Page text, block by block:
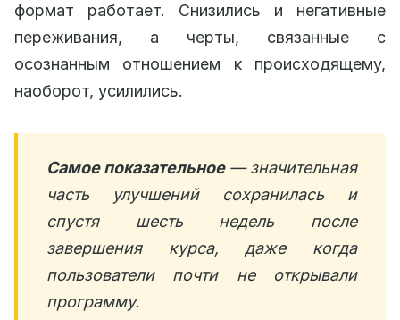
формат работает. Снизились и негативные
переживания, а черты, связанные с
осознанным отношением к происходящему,
наоборот, усилились.
Самое показательное— значительная
часть улучшений сохранилась и
спустя шесть недель после
завершения курса, даже когда
пользователи почти не открывали
программу.